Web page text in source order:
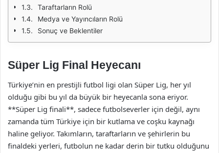
Taraftarların Rolü
Medya ve Yayıncıların Rolü
Sonuç ve Beklentiler
Süper Lig Final Heyecanı
Türkiye’nin en prestijli futbol ligi olan Süper Lig, her yıl
olduğu gibi bu yıl da büyük bir heyecanla sona eriyor.
**Süper Lig finali**, sadece futbolseverler için değil, aynı
zamanda tüm Türkiye için bir kutlama ve coşku kaynağı
haline geliyor. Takımların, taraftarların ve şehirlerin bu
finaldeki yerleri, futbolun ne kadar derin bir tutku olduğunu